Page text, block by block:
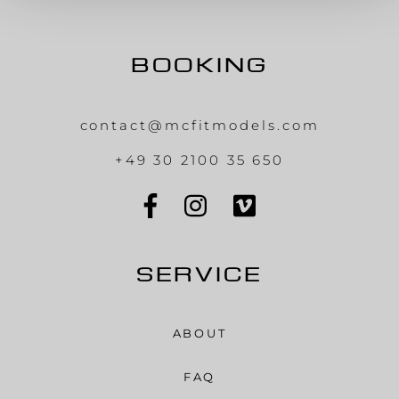
BOOKING
contact@mcfitmodels.com
+49 30 2100 35 650
SERVICE
ABOUT
FAQ